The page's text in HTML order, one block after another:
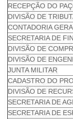
RECEPÇÃO DO
DIVISÃO DE
CONTADORIA
SECRETARIA DE
DIVISÃO DE
DIVISÃO DE
JUNTA MILITAR
CADASTRO DO
DIVISÃO DE
SECRETARIA DE
SECRETARIA DE